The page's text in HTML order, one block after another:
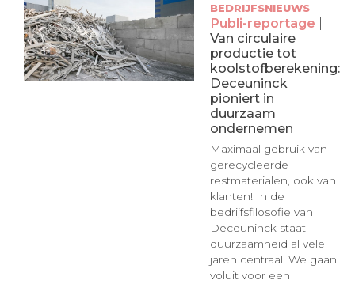
BEDRIJFSNIEUWS
Publi-reportage |
Van circulaire
productie tot
koolstofberekening:
Deceuninck
pioniert in
duurzaam
ondernemen
Maximaal gebruik van
gerecycleerde
restmaterialen, ook van
klanten! In de
bedrijfsfilosofie van
Deceuninck staat
duurzaamheid al vele
jaren centraal. We gaan
voluit voor een